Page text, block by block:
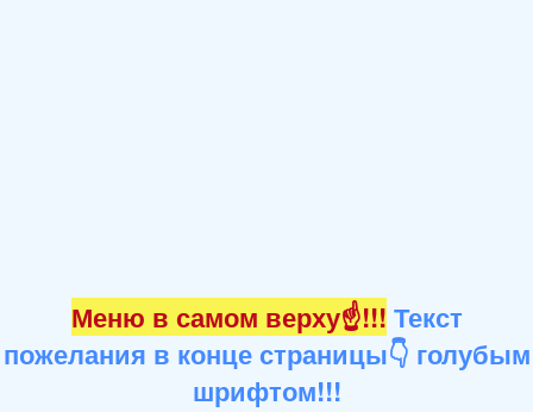
Меню в самом верху☝!!! Текст
пожелания в конце страницы👇 голубым
шрифтом!!!